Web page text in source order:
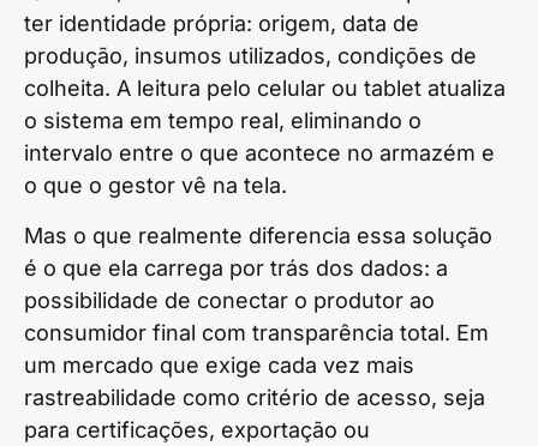
ter identidade própria: origem, data de
produção, insumos utilizados, condições de
colheita. A leitura pelo celular ou tablet atualiza
o sistema em tempo real, eliminando o
intervalo entre o que acontece no armazém e
o que o gestor vê na tela.
Mas o que realmente diferencia essa solução
é o que ela carrega por trás dos dados: a
possibilidade de conectar o produtor ao
consumidor final com transparência total. Em
um mercado que exige cada vez mais
rastreabilidade como critério de acesso, seja
para certificações, exportação ou